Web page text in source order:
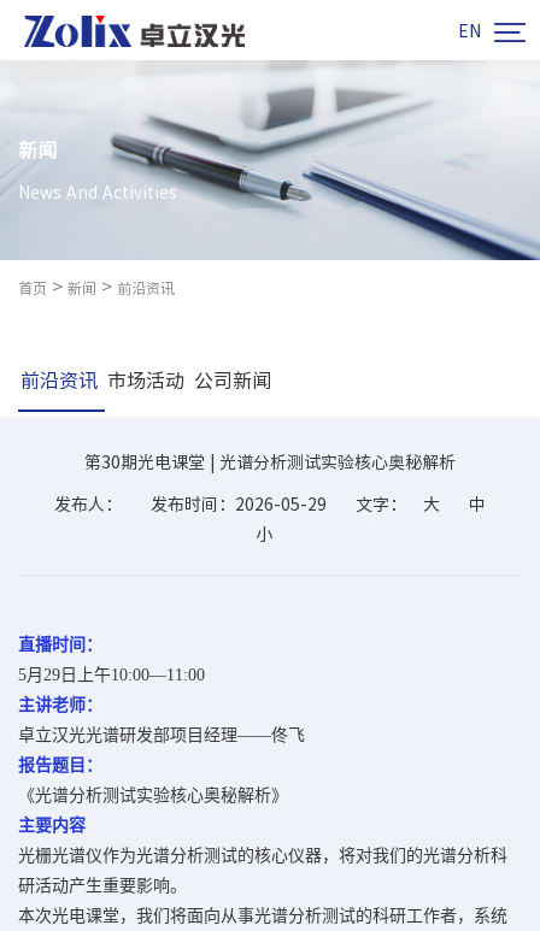
EN 
新闻
News And Activities
首页 > 新闻 > 前沿资讯
前沿资讯 市场活动 公司新闻
第30期光电课堂 | 光谱分析测试实验核心奥秘解析
发布人： 发布时间：2026-05-29 文字： 大
中
小
直播时间：
5月29日上午10:00—11:00
主讲老师：
卓立汉光光谱研发部项目经理——佟飞
报告题目：
《光谱分析测试实验核心奥秘解析》
主要内容
光栅光谱仪作为光谱分析测试的核心仪器，将对我们的光谱分析科
研活动产生重要影响。
本次光电课堂，我们将面向从事光谱分析测试的科研工作者，系统